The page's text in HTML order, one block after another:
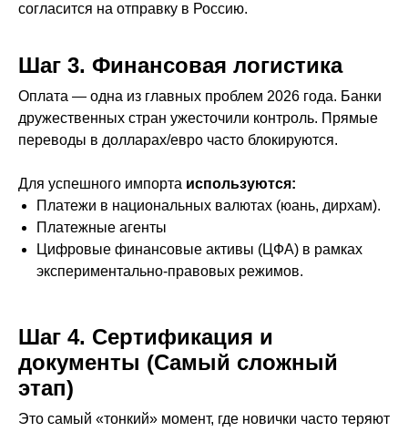
согласится на отправку в Россию.
Шаг 3. Финансовая логистика
Оплата — одна из главных проблем 2026 года. Банки
дружественных стран ужесточили контроль. Прямые
переводы в долларах/евро часто блокируются.
Для успешного импорта используются:
Платежи в национальных валютах (юань, дирхам).
Платежные агенты
Цифровые финансовые активы (ЦФА) в рамках
экспериментально-правовых режимов.
Шаг 4. Сертификация и
документы (Самый сложный
этап)
Это самый «тонкий» момент, где новички часто теряют